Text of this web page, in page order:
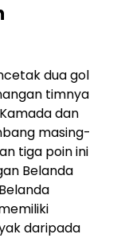
dua gol
timnya
dan
masing-
tiga poin ini
Belanda
daripada